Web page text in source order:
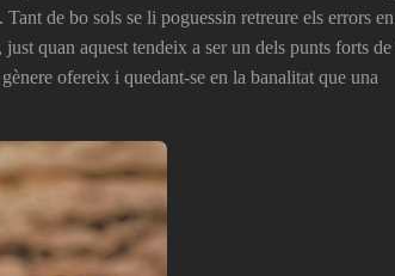
de bo sols se li poguessin retreure els errors en
quan aquest tendeix a ser un dels punts forts de
ofereix i quedant-se en la banalitat que una